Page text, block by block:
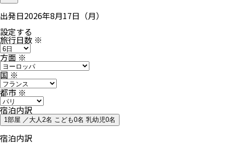
出発日2026年8月17日（月）
設定する
旅行日数 ※
方面※
国※
都市※
宿泊内訳
1部屋 ／大人2名 こども0名 乳幼児0名
宿泊内訳